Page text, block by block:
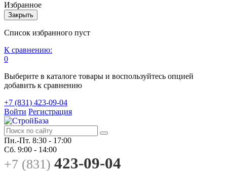
Избранное
Закрыть
Список избранного пуст
К сравнению:
0
Выберите в каталоге товары и воспользуйтесь опцией
добавить к сравнению
+7 (831) 423-09-04
Войти Регистрация
Пн.-Пт. 8:30 - 17:00
Сб. 9:00 - 14:00
+7 (831) 423-09-04